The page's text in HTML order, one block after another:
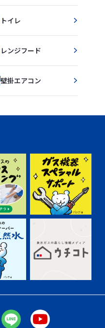
トイレ
レンジフード
壁掛エアコン